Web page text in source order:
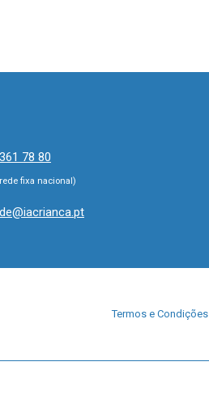
78 80
fixa nacional)
Termos e Condições